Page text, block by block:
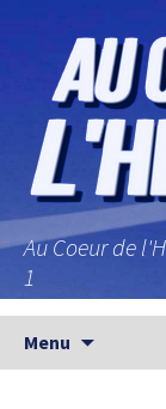
Au Coeur de
1
Menu